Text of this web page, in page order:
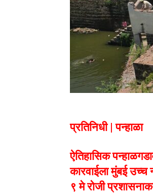
प्रतिनिधी | पन्हाळा
ऐतिहासिक
कारवाईला मुंबई उच्च
९ मे रोजी